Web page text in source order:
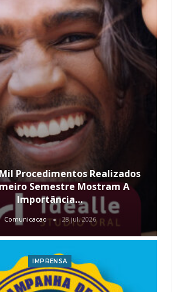
Procedimentos Realizados
Semestre Mostram A
Importância…
Comunicacao 28 jul, 2026
IMPRENSA